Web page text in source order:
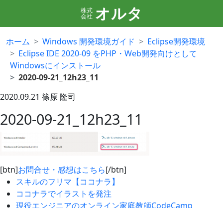
株式
会社 オルタ
ホーム Windows 開発環境ガイド
Eclipse開発環境
Eclipse IDE 2020-09 をPHP・Web開発向けとして
Windowsにインストール
2020-09-21_12h23_11
2020.09.21 篠原 隆司
2020-09-21_12h23_11
[btn]お問合せ・感想はこちら[/btn]
スキルのフリマ【ココナラ】
ココナラでイラストを発注
現役エンジニアのオンライン家庭教師CodeCamp